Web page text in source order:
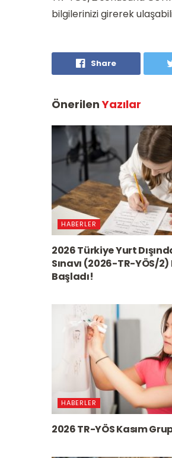
bilgilerinizi girerek
Share
ÖnerilenYazılar
HABERLER
2026 Türkiye Yurt
Sınavı (2026-TR-YÖS/
Başladı!
HABERLER
2026 TR-YÖS Kasım